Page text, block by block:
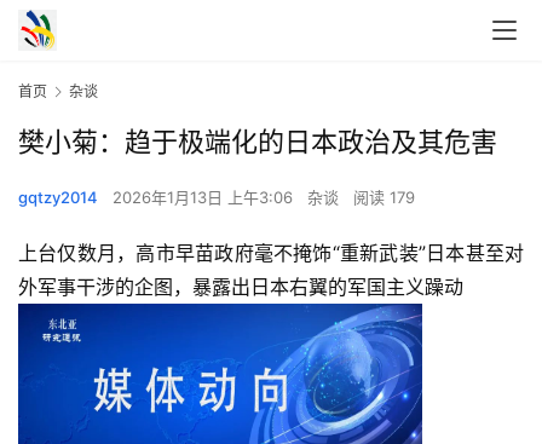
首页 杂谈
樊小菊：趋于极端化的日本政治及其危害
gqtzy2014 2026年1月13日 上午3:06 杂谈 阅读 179
上台仅数月，高市早苗政府毫不掩饰“重新武装”日本甚至对
外军事干涉的企图，暴露出日本右翼的军国主义躁动